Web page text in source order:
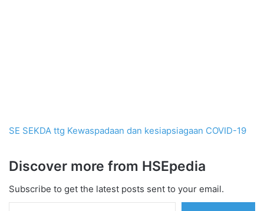
SE SEKDA ttg Kewaspadaan dan kesiapsiagaan COVID-19
Discover more from HSEpedia
Subscribe to get the latest posts sent to your email.
Type your email…